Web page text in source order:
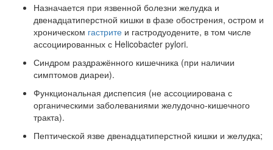
Назначается при язвенной болезни желудка и
двенадцатиперстной кишки в фазе обострения, остром и
хроническом гастрите и гастродуодените, в том числе
ассоциированных с Helicobacter pylori.
Синдром раздражённого кишечника (при наличии
симптомов диареи).
Функциональная диспепсия (не ассоциирована с
органическими заболеваниями желудочно-кишечного
тракта).
Пептической язве двенадцатиперстной кишки и желудка;